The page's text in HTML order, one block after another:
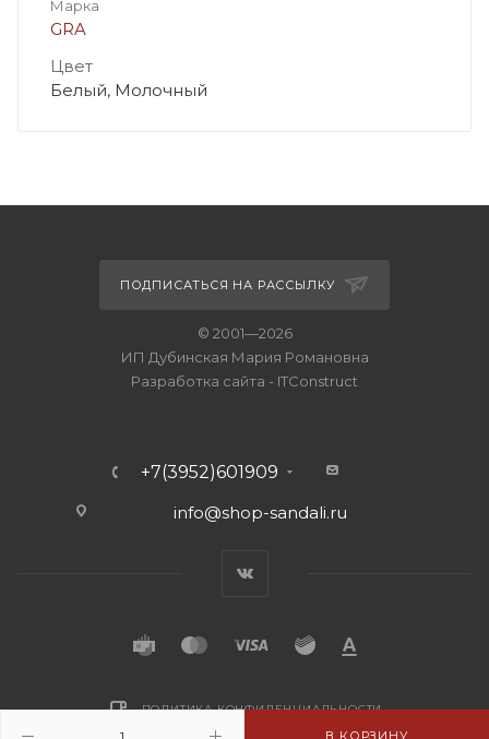
В КОРЗИНУ
Марка
GRA
Цвет
Белый, Молочный
ПОДПИСАТЬСЯ НА РАССЫЛКУ
© 2001—2026
ИП Дубинская Мария Романовна
Разработка сайта - ITConstruct
+7(3952)601909
info@shop-sandali.ru
ПОЛИТИКА КОНФИДЕНЦИАЛЬНОСТИ